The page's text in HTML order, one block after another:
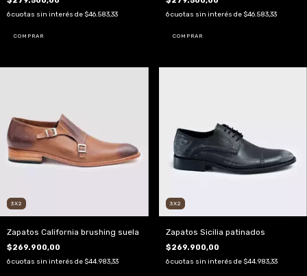
6cuotas sin interés de $46.583,33
COMPRAR
6 cuotas sin interés de $46.583,33
COMPRAR
3X2
Zapatos California brushing suela
$269.900,00
6cuotas sin interés de $44.983,33
3X2
Zapatos Sicilia patinados
$269.900,00
6 cuotas sin interés de $44.983,33